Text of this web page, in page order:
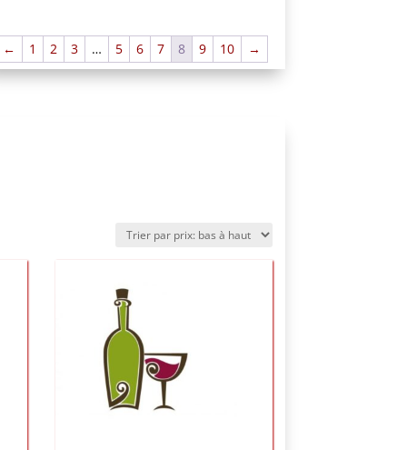
← 1 2 3 … 5 6 7 8 9 10 →